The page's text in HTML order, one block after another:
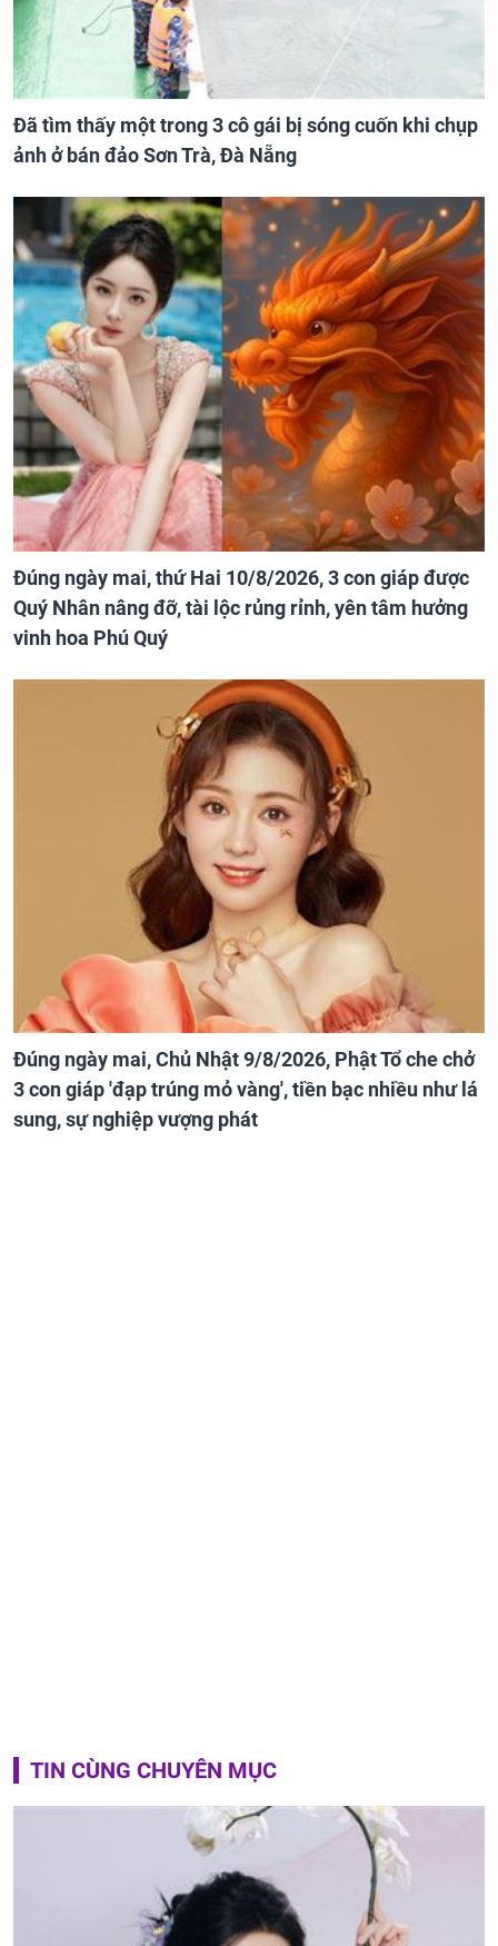
Đã tìm thấy một trong 3 cô gái bị sóng cuốn khi chụp
ảnh ở bán đảo Sơn Trà, Đà Nẵng
Đúng ngày mai, thứ Hai 10/8/2026, 3 con giáp được
Quý Nhân nâng đỡ, tài lộc rủng rỉnh, yên tâm hưởng
vinh hoa Phú Quý
Đúng ngày mai, Chủ Nhật 9/8/2026, Phật Tổ che chở
3 con giáp 'đạp trúng mỏ vàng', tiền bạc nhiều như lá
sung, sự nghiệp vượng phát
TIN CÙNG CHUYÊN MỤC